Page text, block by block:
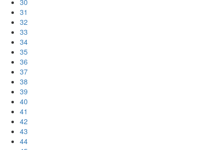
30
31
32
33
34
35
36
37
38
39
40
41
42
43
44